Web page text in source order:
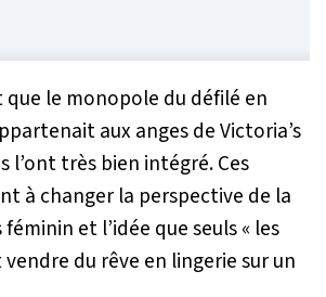
que le monopole du défilé en
aux anges de Victoria’s
l’ont très bien intégré. Ces
à changer la perspective de la
et l’idée que seuls « les
du rêve en lingerie sur un